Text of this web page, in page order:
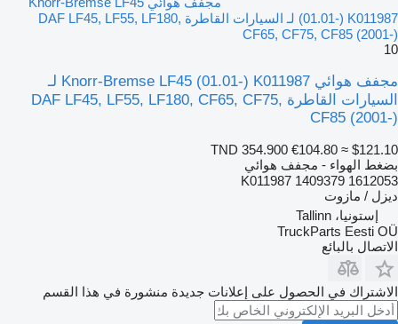
(01.01-) K011987 لـ السيارات القاطرة DAF LF45, LF55, LF180,
CF65, CF75, CF85 (2001-)
10
مجفف هوائي Knorr-Bremse LF45 (01.01-) K011987 لـ
السيارات القاطرة DAF LF45, LF55, LF180, CF65, CF75,
CF85 (2001-)
TND 354.900 €104.80 ≈ $121.10
بضغط الهواء - مجفف هوائي
K011987 1409379 1612053
ديزل / مازوت
إستونيا، Tallinn
TruckParts Eesti OÜ
الاتصال بالبائع
الاشتراك في الحصول على إعلانات جديدة منشورة في هذا القسم